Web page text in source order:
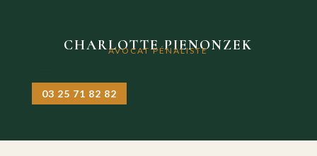
CHARLOTTE PIENONZEK
AVOCAT PÉNALISTE
03 25 71 82 82